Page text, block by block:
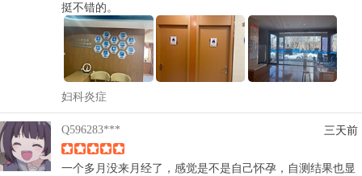
挺不错的。
妇科炎症
Q596283*** 三天前
一个多月没来月经了，感觉是不是自己怀孕，自测结果也显